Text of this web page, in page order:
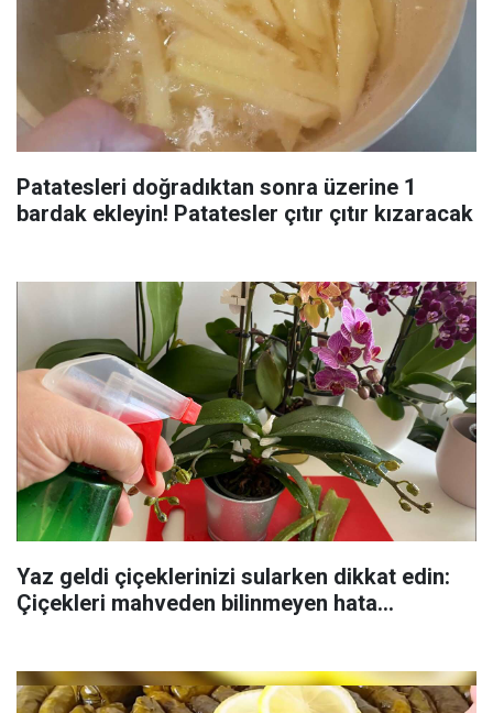
Patatesleri doğradıktan sonra üzerine 1
bardak ekleyin! Patatesler çıtır çıtır kızaracak
Yaz geldi çiçeklerinizi sularken dikkat edin:
Çiçekleri mahveden bilinmeyen hata...